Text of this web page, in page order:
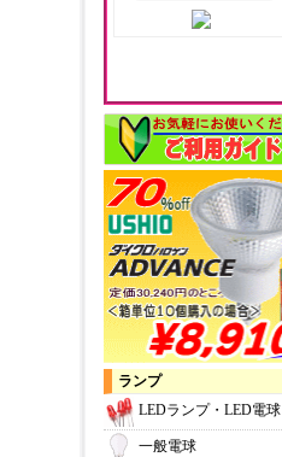
ランプ
LEDランプ・LED電球
一般電球